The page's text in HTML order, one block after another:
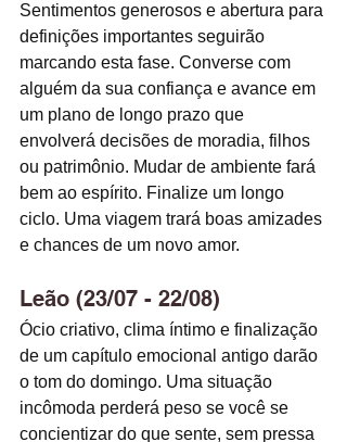
Sentimentos generosos e abertura para
definições importantes seguirão
marcando esta fase. Converse com
alguém da sua confiança e avance em
um plano de longo prazo que
envolverá decisões de moradia, filhos
ou patrimônio. Mudar de ambiente fará
bem ao espírito. Finalize um longo
ciclo. Uma viagem trará boas amizades
e chances de um novo amor.
Leão (23/07 - 22/08)
Ócio criativo, clima íntimo e finalização
de um capítulo emocional antigo darão
o tom do domingo. Uma situação
incômoda perderá peso se você se
concientizar do que sente, sem pressa